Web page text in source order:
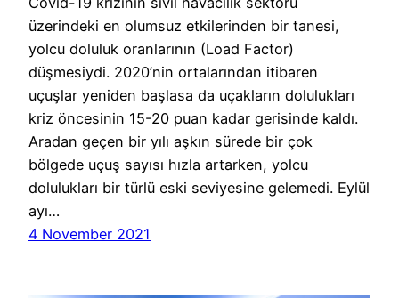
üzerindeki en olumsuz etkilerinden bir tanesi,
yolcu doluluk oranlarının (Load Factor)
düşmesiydi. 2020’nin ortalarından itibaren
uçuşlar yeniden başlasa da uçakların dolulukları
kriz öncesinin 15-20 puan kadar gerisinde kaldı.
Aradan geçen bir yılı aşkın sürede bir çok
bölgede uçuş sayısı hızla artarken, yolcu
dolulukları bir türlü eski seviyesine gelemedi. Eylül
ayı…
4 November 2021